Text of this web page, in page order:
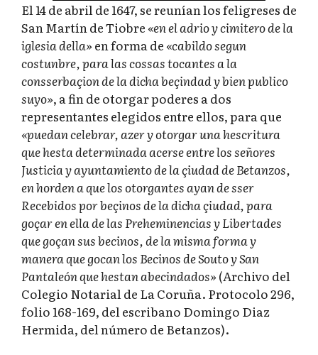
El 14 de abril de 1647, se reunían los feligreses de
San Martín de Tiobre«en el adrio y cimitero de la
iglesia della»en forma de«cabildo segun
costunbre, para las cossas tocantes a la
consserbaçion de la dicha beçindad y bien publico
suyo», a fin de otorgar poderes a dos
representantes elegidos entre ellos, para que
«puedan celebrar, azer y otorgar una hescritura
que hesta determinada acerse entre los señores
Justicia y ayuntamiento de la çiudad de Betanzos,
en horden a que los otorgantes ayan de sser
Recebidos por beçinos de la dicha çiudad, para
goçar en ella de las Preheminencias y Libertades
que goçan sus becinos, de la misma forma y
manera que gocan los Becinos de Souto y San
Pantaleón que hestan abecindados»(Archivo del
Colegio Notarial de La Coruña. Protocolo 296,
folio 168-169, del escribano Domingo Diaz
Hermida, del número de Betanzos).